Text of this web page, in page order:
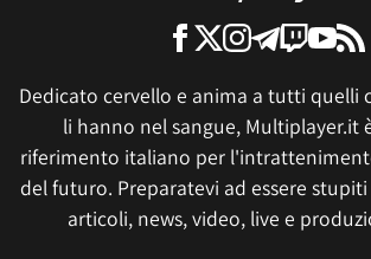
Dedicato cervello e anima a tutti quelli
li hanno nel sangue, Multiplayer.it
riferimento italiano per
del futuro. Preparatevi ad essere
articoli, news, video, live e